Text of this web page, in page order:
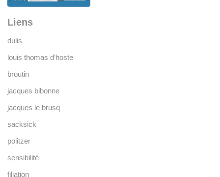
Liens
dulis
louis thomas d’hoste
broutin
jacques bibonne
jacques le brusq
sacksick
politzer
sensibilité
filiation